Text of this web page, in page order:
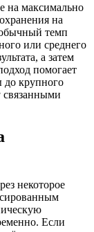
на максимально
на
темп
или среднего
а затем
помогает
до крупного
связанными
некоторое
Если